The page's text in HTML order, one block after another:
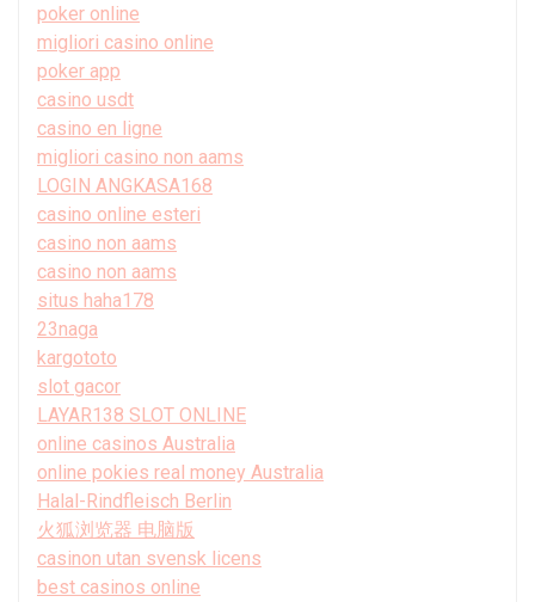
poker online
migliori casino online
poker app
casino usdt
casino en ligne
migliori casino non aams
LOGIN ANGKASA168
casino online esteri
casino non aams
casino non aams
situs haha178
23naga
kargototo
slot gacor
LAYAR138 SLOT ONLINE
online casinos Australia
online pokies real money Australia
Halal-Rindfleisch Berlin
火狐浏览器 电脑版
casinon utan svensk licens
best casinos online